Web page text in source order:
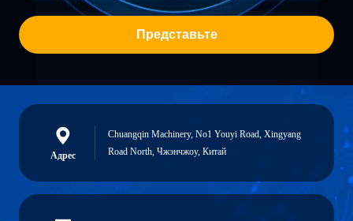
Представьте
Адрес
Chuangqin Machinery, No1 Youyi Road, Xingyang
Road North, Чжэнчжоу, Китай